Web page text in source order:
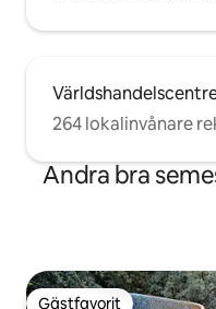
264 lokalinvånare
Andra bra
Gästfavorit